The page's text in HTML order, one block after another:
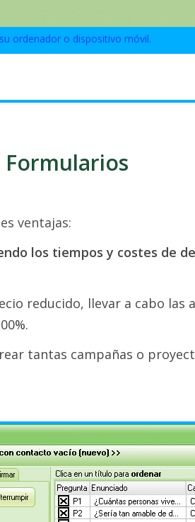
ordenador o dispositivo móvil.
Formularios
ventajas:
los tiempos y costes de
reducido, llevar a cabo las
tantas campañas o